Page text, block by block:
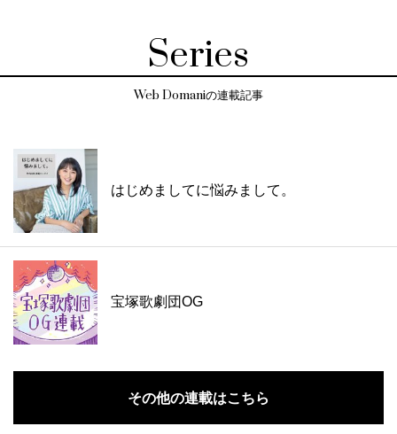
Series
Web Domaniの連載記事
はじめましてに悩みまして。
宝塚歌劇団OG
その他の連載はこちら